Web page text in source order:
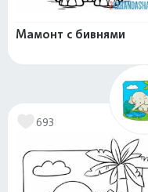
Мамонт с бивнями
693